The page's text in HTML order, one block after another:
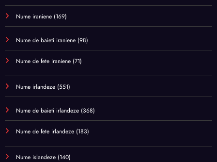
Nume iraniene (169)
Nume de baieti iraniene (98)
Nume de fete iraniene (71)
Nume irlandeze (551)
Nume de baieti irlandeze (368)
Nume de fete irlandeze (183)
Nume islandeze (140)